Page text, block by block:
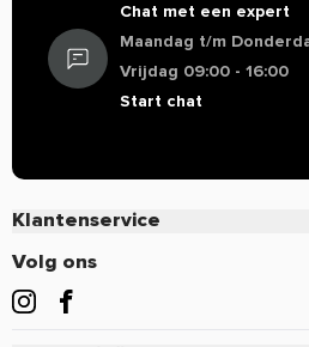
Chat met een expert
Maandag t/m
Vrijdag 09:00 - 16:00
Start chat
Klantenservice
Contact
Veelgestelde vragen
Volg ons